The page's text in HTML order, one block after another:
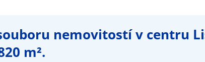
nemovitostí v centru
m².